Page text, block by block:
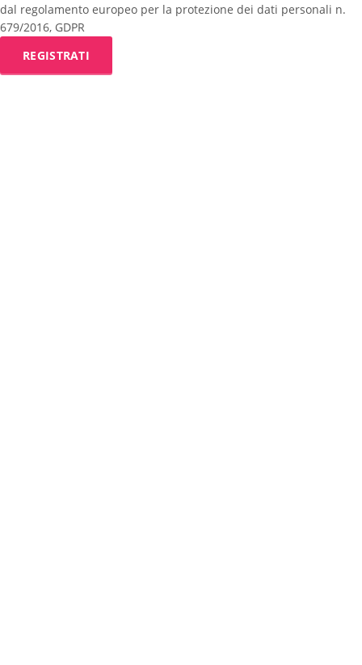
dal regolamento europeo per la protezione dei dati personali n.
679/2016, GDPR
REGISTRATI